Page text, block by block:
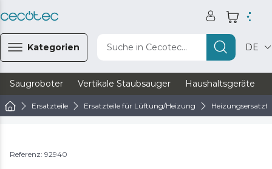
Kategorien Suche in Cecotec... DE
Saugroboter Vertikale Staubsauger Haushaltsgeräte
Ersatzteile Ersatzteile für Lüftung/Heizung
Referenz: 92940